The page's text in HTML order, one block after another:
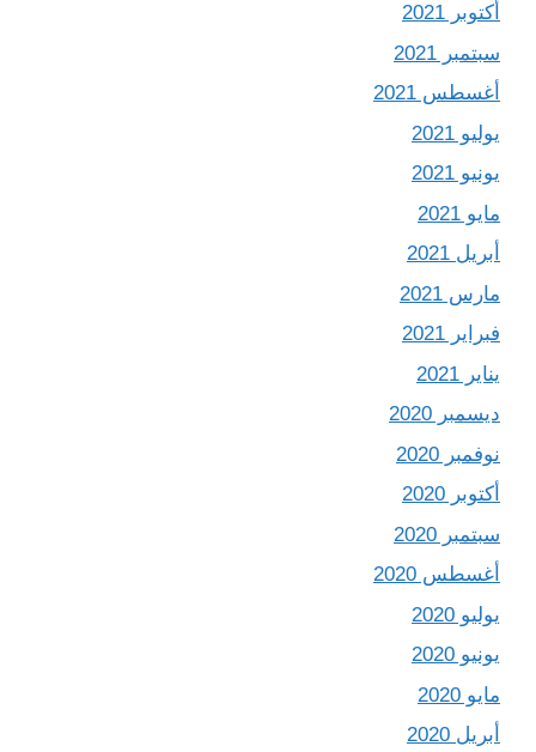
أكتوبر 2021
سبتمبر 2021
أغسطس 2021
يوليو 2021
يونيو 2021
مايو 2021
أبريل 2021
مارس 2021
فبراير 2021
يناير 2021
ديسمبر 2020
نوفمبر 2020
أكتوبر 2020
سبتمبر 2020
أغسطس 2020
يوليو 2020
يونيو 2020
مايو 2020
أبريل 2020